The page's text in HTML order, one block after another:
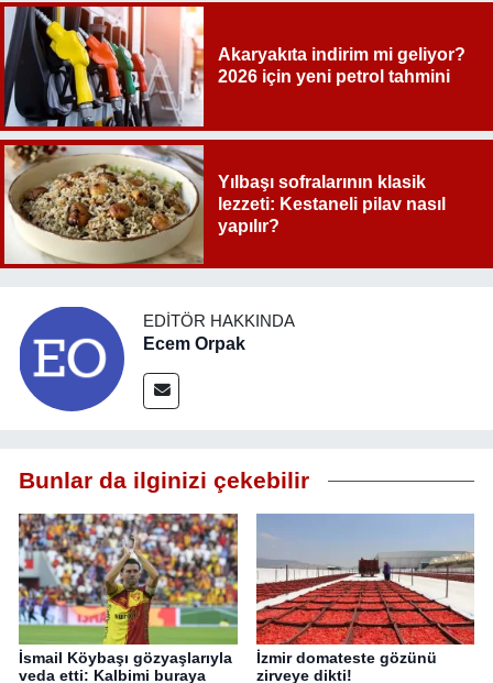
Akaryakıta indirim mi geliyor?
2026 için yeni petrol tahmini
Yılbaşı sofralarının klasik
lezzeti: Kestaneli pilav nasıl
yapılır?
EDITÖR HAKKINDA
Ecem Orpak
Bunlar da ilginizi çekebilir
İsmail Köybaşı gözyaşlarıyla
veda etti: Kalbimi buraya
İzmir domateste gözünü
zirveye dikti!